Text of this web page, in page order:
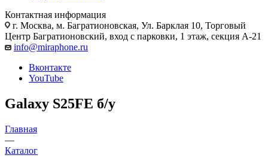
Контактная информация
г. Москва, м. Багратионовская, Ул. Барклая 10, Торговый
Центр Багратионовский, вход с парковки, 1 этаж, секция А-21
info@miraphone.ru
Вконтакте
YouTube
Galaxy S25FE б/у
Главная
—
Каталог